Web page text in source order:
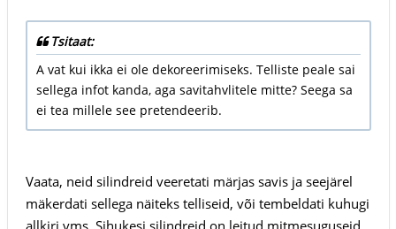
Tsitaat:
A vat kui ikka ei ole dekoreerimiseks. Telliste peale sai
sellega infot kanda, aga savitahvlitele mitte? Seega sa
ei tea millele see pretendeerib.
Vaata, neid silindreid veeretati märjas savis ja seejärel
mäkerdati sellega näiteks telliseid, või tembeldati kuhugi